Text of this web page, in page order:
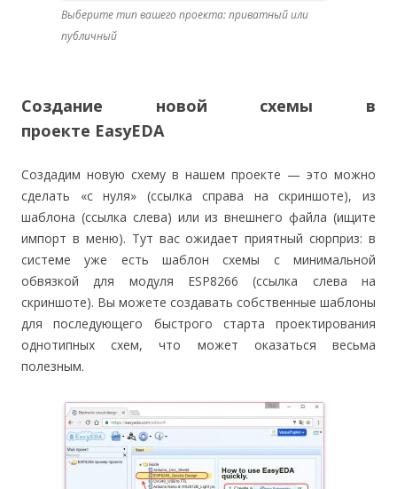
Выберите тип вашего проекта: приватный или
публичный
Создание новой схемы в
проекте EasyEDA
Создадим новую схему в нашем проекте — это можно
сделать «с нуля» (ссылка справа на скриншоте), из
шаблона (ссылка слева) или из внешнего файла (ищите
импорт в меню). Тут вас ожидает приятный сюрприз: в
системе уже есть шаблон схемы с минимальной
обвязкой для модуля ESP8266 (ссылка слева на
скриншоте). Вы можете создавать собственные шаблоны
для последующего быстрого старта проектирования
однотипных схем, что может оказаться весьма
полезным.